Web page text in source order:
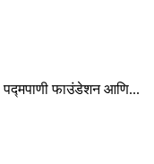
पद्मपाणी फाउंडेशन आणि...